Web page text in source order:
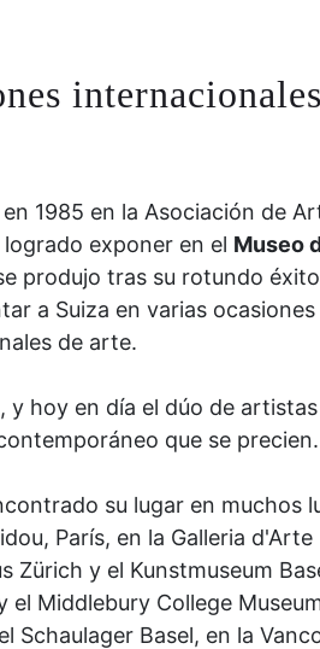
1985 en la Asociación de
exponer en el Museo
produjo tras su rotundo
a Suiza en varias ocasiones
de arte.
y hoy en día el dúo de artistas
que se precien.
su lugar en muchos
París, en la Galleria d'Arte
Zürich y el Kunstmuseum
el Middlebury College
Schaulager Basel, en la